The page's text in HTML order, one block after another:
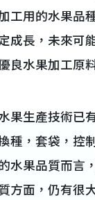
工用的水果品
成長，未來可
良水果加工原
生產技術已有
種，套袋，控
水果品質而言
方面，仍有很